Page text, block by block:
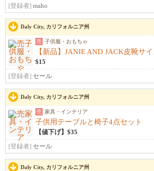
[登録者] maho
Daly City, カリフォルニア州
売 子供服・おもちゃ
【新品】JANIE AND JACK皮靴サ
$15
[登録者] セール
Daly City, カリフォルニア州
売 家具・インテリア
子供用テーブルと椅子4点セット
【値下げ】$35
[登録者] セール
Daly City, カリフォルニア州